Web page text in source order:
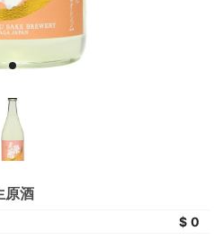
原酒
0